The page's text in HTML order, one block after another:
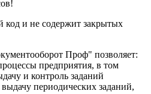
и не содержит закрытых
Проф" позволяет:
предприятия, в том
и контроль заданий
периодических заданий,